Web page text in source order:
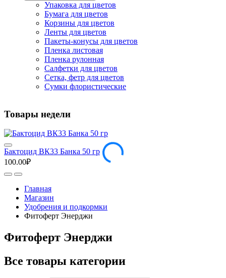
Упаковка для цветов
Бумага для цветов
Корзины для цветов
Ленты для цветов
Пакеты-конусы для цветов
Пленка листовая
Пленка рулонная
Салфетки для цветов
Сетка, фетр для цветов
Сумки флористические
Товары недели
Бактоцид ВК33 Банка 50 гр
100.00₽
Главная
Магазин
Удобрения и подкормки
Фитоферт Энерджи
Фитоферт Энерджи
Все товары категории